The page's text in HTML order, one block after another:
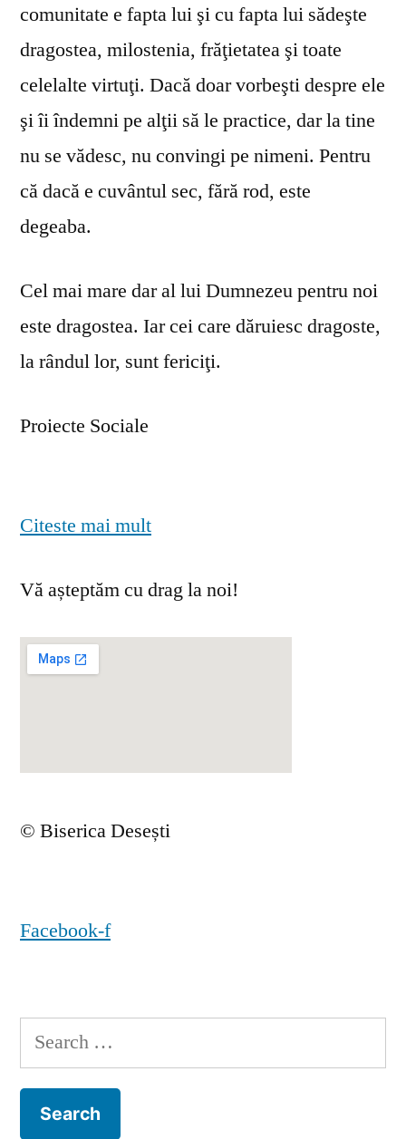
comunitate e fapta lui şi cu fapta lui sădeşte
dragostea, milostenia, frăţietatea şi toate
celelalte virtuţi. Dacă doar vorbeşti despre ele
şi îi îndemni pe alţii să le practice, dar la tine
nu se vă­desc, nu convingi pe nimeni. Pentru
că dacă e cuvântul sec, fără rod, este
degeaba.
Cel mai mare dar al lui Dumnezeu pentru noi
este dragostea. Iar cei care dăruiesc dragoste,
la rândul lor, sunt fericiţi.
Proiecte Sociale
Citeste mai mult
Vă așteptăm cu drag la noi!
© Biserica Desești
Facebook-f
Search
for: